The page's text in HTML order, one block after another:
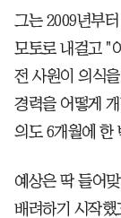
그는 2009년부
모토로 내걸고 "
전 사원이 의식
경력을 어떻게
의도 6개월에 한
예상은 딱 들어
배려하기 시작